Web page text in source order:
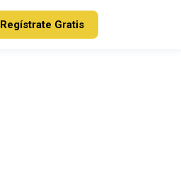
Regístrate Gratis